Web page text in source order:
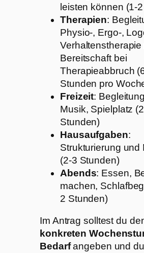
leisten können (1-
Therapien:
Physio-, Ergo-,
Verhaltenstherapie
Bereitschaft bei
Therapieabbruch
Stunden pro
Freizeit:
Musik, Spielplatz
Stunden)
Hausaufgaben:
Strukturierung und
(2-3 Stunden)
Abends: Essen,
machen,
2 Stunden)
Im Antrag solltest du
konkreten
Bedarfangeben und